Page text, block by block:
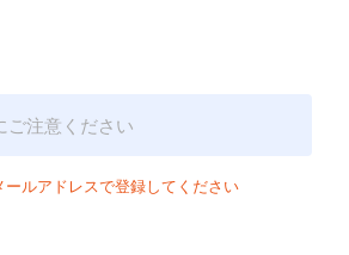
ルアドレスで登録してください